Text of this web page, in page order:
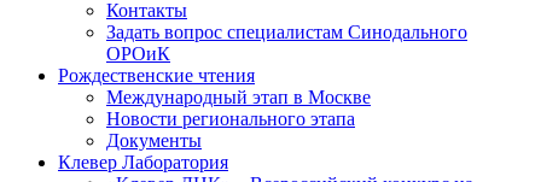
Контакты
Задать вопрос специалистам Синодального
ОРОиК
Рождественские чтения
Международный этап в Москве
Новости регионального этапа
Документы
Клевер Лаборатория